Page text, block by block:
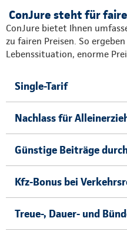
ConJure steht für
ConJure bietet Ihnen
zu fairen Preisen. So
Lebenssituation, enorme
Single-Tarif
Nachlass für
Günstige Beiträge
Kfz-Bonus bei
Treue-, Dauer- und